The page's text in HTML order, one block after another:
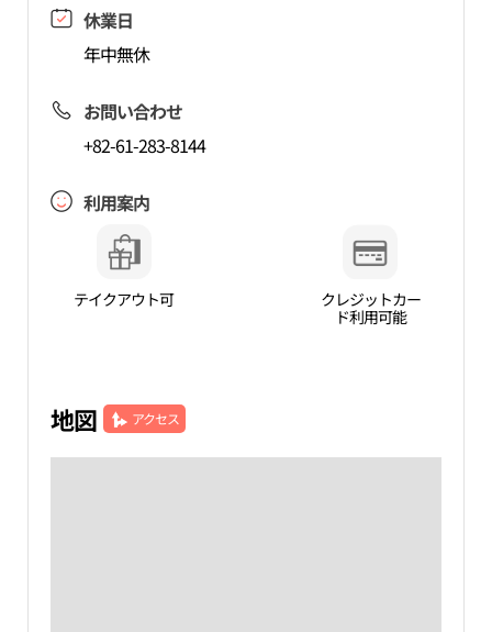
休業日
年中無休
お問い合わせ
+82-61-283-8144
利用案内
テイクアウト可
クレジットカー
ド利用可能
地図 アクセス